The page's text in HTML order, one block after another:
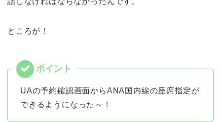
ところが！
UAの予約確認画面からANA国内線の座席指定が
できるようになった～！